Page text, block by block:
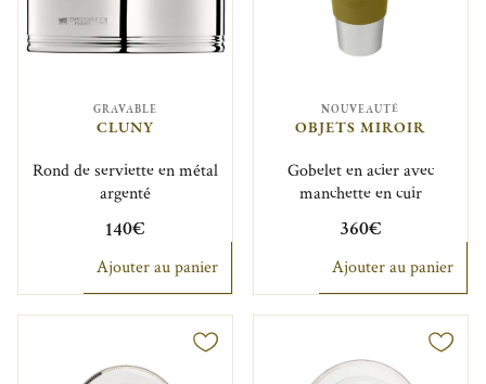
GRAVABLE
CLUNY
Rond de serviette en métal
argenté
140€
Ajouter au panier
NOUVEAUTÉ
OBJETS MIROIR
Gobelet en acier avec
manchette en cuir
360€
Ajouter au panier